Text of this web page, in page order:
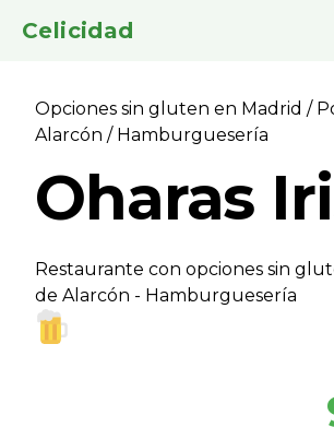
Celicidad
Opciones sin gluten en Madrid /
Alarcón / Hamburgueserí­a
Oharas
Restaurante con opciones sin
de Alarcón - Hamburgueserí­a